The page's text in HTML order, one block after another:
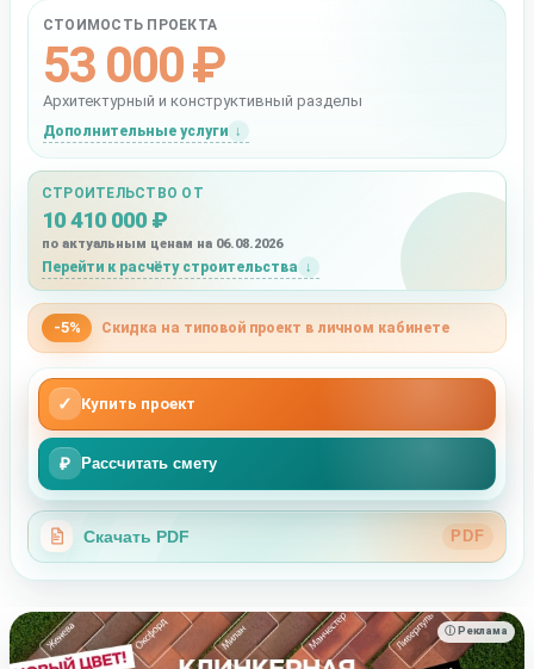
СТОИМОСТЬ ПРОЕКТА
53 000 ₽
Архитектурный и конструктивный разделы
Дополнительные услуги
СТРОИТЕЛЬСТВО ОТ
10 410 000 ₽
по актуальным ценам на 06.08.2026
Перейти к расчёту строительства
-5% Скидка на типовой проект в личном кабинете
✓ Купить проект
₽ Рассчитать смету
Скачать PDF PDF
ⓘ Реклама